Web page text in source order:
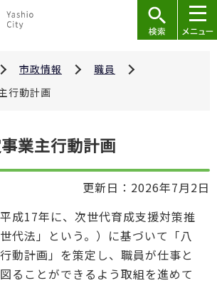
市政情報
職員
行動計画
業主行動計画
更新日：2026年7月2日
成17年に、次世代育成支援対策推
代法」という。）に基づいて「八
動計画」を策定し、職員が仕事と
ることができるよう取組を進めて